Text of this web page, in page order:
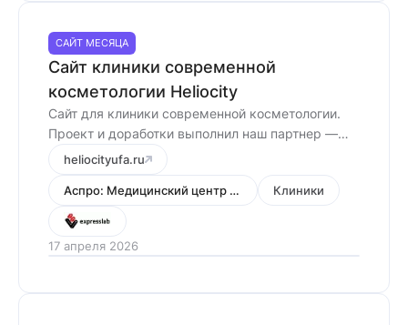
САЙТ МЕСЯЦА
Сайт клиники современной
косметологии Heliocity
Сайт для клиники современной косметологии.
Проект и доработки выполнил наш партнер —
«Экспресс лаб».
heliocityufa.ru
Аспро: Медицинский центр 3.0 Клиники
17 апреля 2026